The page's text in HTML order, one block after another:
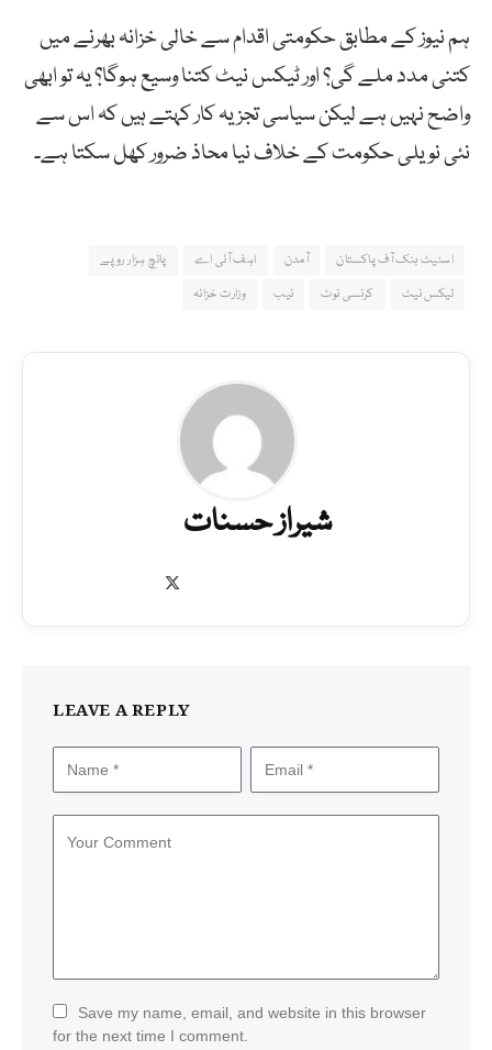
ہم نیوز کے مطابق حکومتی اقدام سے خالی خزانہ بھرنے میں
کتنی مدد ملے گی؟ اور ٹیکس نیٹ کتنا وسیع ہوگا؟ یہ تو ابھی
واضح نہیں ہے لیکن سیاسی تجزیہ کار کہتے ہیں کہ اس سے
نئی نویلی حکومت کے خلاف نیا محاذ ضرور کھل سکتا ہے۔
اسٹیٹ بنک آف پاکستان آمدن اہف آئی اے
پانچ ہزار روپے
ٹیکس نیٹ
کرنسی نوٹ نیب وزارت خزانہ
شیراز حسنات
LEAVE A REPLY
Save my name, email, and website in this browser
for the next time I comment.